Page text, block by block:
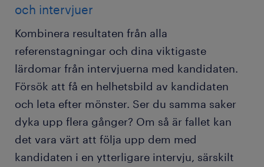
och intervjuer
Kombinera resultaten från alla
referenstagningar och dina viktigaste
lärdomar från intervjuerna med kandidaten.
Försök att få en helhetsbild av kandidaten
och leta efter mönster. Ser du samma saker
dyka upp flera gånger? Om så är fallet kan
det vara värt att följa upp dem med
kandidaten i en ytterligare intervju, särskilt